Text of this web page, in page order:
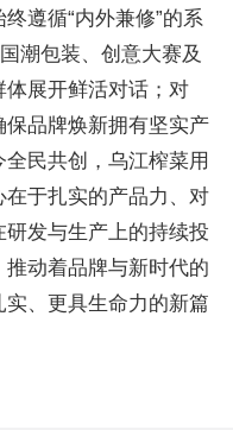
遵循“内外兼修”的系
潮包装、创意大赛及
展开鲜活对话；对
品牌焕新拥有坚实产
民共创，乌江榨菜用
于扎实的产品力、对
发与生产上的持续投
动着品牌与新时代的
、更具生命力的新篇